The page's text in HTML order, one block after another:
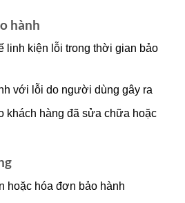
hành
linh kiện lỗi trong thời gian bảo
với lỗi do người dùng gây ra
khách hàng đã sửa chữa hoặc
hoặc hóa đơn bảo hành